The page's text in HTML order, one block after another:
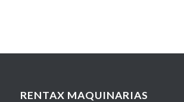
RENTAX MAQUINARIAS